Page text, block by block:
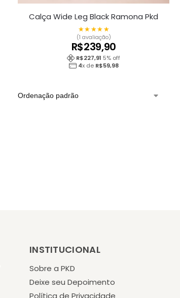
Calça Wide Leg Black Ramona Pkd
R$239,90
★★★★★
★★★★★
(1 avaliação)
R$227,91 5% off
4x de R$59,98
INSTITUCIONAL
Sobre a PKD
Deixe seu Depoimento
Política de Privacidade